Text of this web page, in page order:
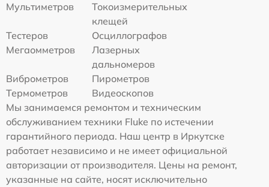
Мультиметров
Токоизмерительных
клещей
Тестеров
Осциллографов
Мегаомметров
Лазерных
дальномеров
Виброметров
Пирометров
Термометров
Видеоскопов
Мы занимаемся ремонтом и техническим
обслуживанием техники Fluke по истечении
гарантийного периода. Наш центр в Иркутске
работает независимо и не имеет официальной
авторизации от производителя. Цены на ремонт,
указанные на сайте, носят исключительно